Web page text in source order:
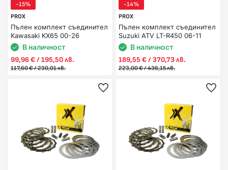
-15%
PROX
Пълен комплект съединител
Kawasaki KX65 00-26
В наличност
99,96 € / 195,50 лв.
117,60 € / 230,01 лв.
-14%
PROX
Пълен комплект съединител
Suzuki ATV LT-R450 06-11
В наличност
189,55 € / 370,73 лв.
223,00 € / 436,15 лв.